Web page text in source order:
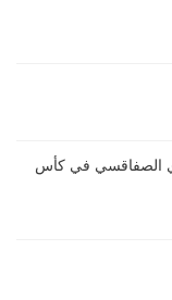
الصفاقسي في كأس